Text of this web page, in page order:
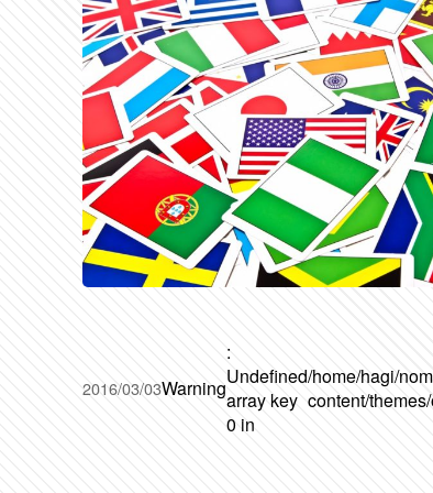
2016/03/03Warning
:
Undefined
array key
0 in
/home/hagi/
content/